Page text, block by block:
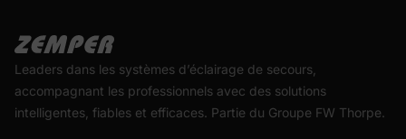
Leaders dans les systèmes d’éclairage de secours,
accompagnant les professionnels avec des solutions
intelligentes, fiables et efficaces. Partie du Groupe FW Thorpe.